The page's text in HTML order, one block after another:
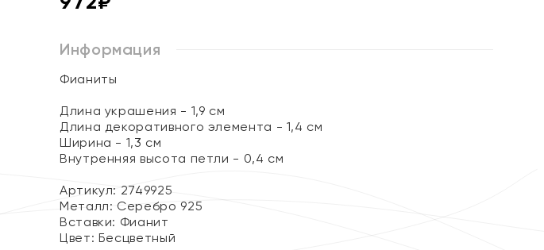
Информация
Фианиты
Длина украшения - 1,9 см
Длина декоративного элемента - 1,4 см
Ширина - 1,3 см
Внутренняя высота петли - 0,4 см
Артикул: 2749925
Металл:Серебро 925
Вставки: Фианит
Цвет: Бесцветный